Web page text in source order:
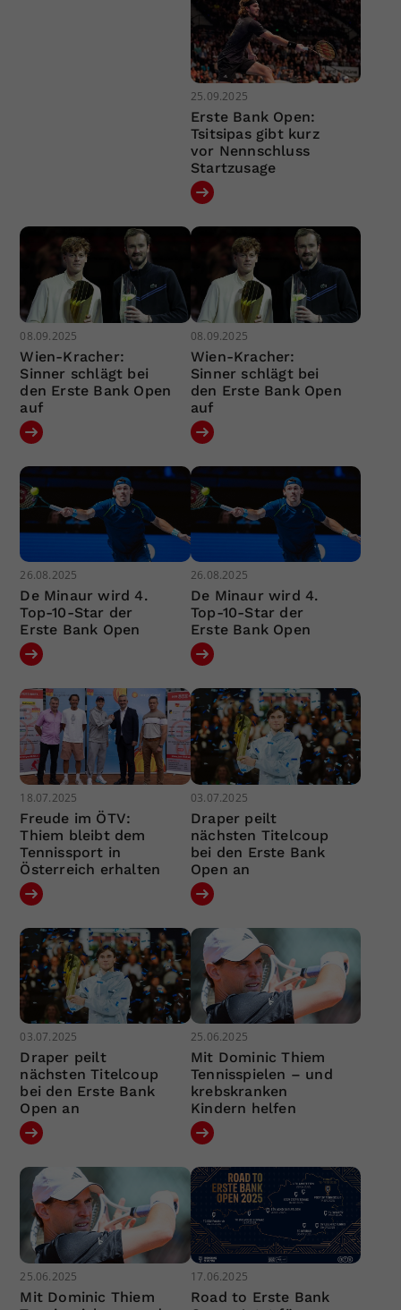
25.09.2025
Erste Bank Open:
Tsitsipas gibt kurz
vor Nennschluss
Startzusage
08.09.2025
Wien-Kracher:
Sinner schlägt bei
den Erste Bank Open
auf
08.09.2025
Wien-Kracher:
Sinner schlägt bei
den Erste Bank Open
auf
26.08.2025
De Minaur wird 4.
Top-10-Star der
Erste Bank Open
26.08.2025
De Minaur wird 4.
Top-10-Star der
Erste Bank Open
18.07.2025
Freude im ÖTV:
Thiem bleibt dem
Tennissport in
Österreich erhalten
03.07.2025
Draper peilt
nächsten Titelcoup
bei den Erste Bank
Open an
03.07.2025
Draper peilt
nächsten Titelcoup
bei den Erste Bank
Open an
25.06.2025
Mit Dominic Thiem
Tennisspielen – und
krebskranken
Kindern helfen
25.06.2025
Mit Dominic Thiem
17.06.2025
Road to Erste Bank